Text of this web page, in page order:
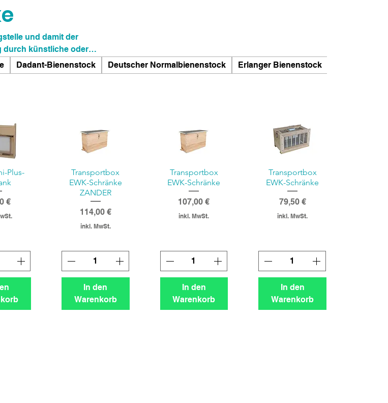
und damit der
durch künstliche oder
einen Begattungskasten
Dadant-Bienenstock Deutscher Normalbienenstock Erlanger Bienenstock
Plus-
€
Transportbox
EWK-Schränke
ZANDER
Preis
114,00 €
inkl. MwSt.
In den
Warenkorb
Transportbox
EWK-Schränke
Preis
107,00 €
inkl. MwSt.
In den
Warenkorb
Transportbox
EWK-Schränke
Preis
79,50 €
inkl. MwSt.
In den
Warenkorb